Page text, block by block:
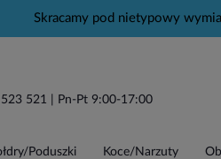
Skracamy pod nietypowy
521 | Pn-Pt 9:00-17:00
Poduszki Koce/Narzuty